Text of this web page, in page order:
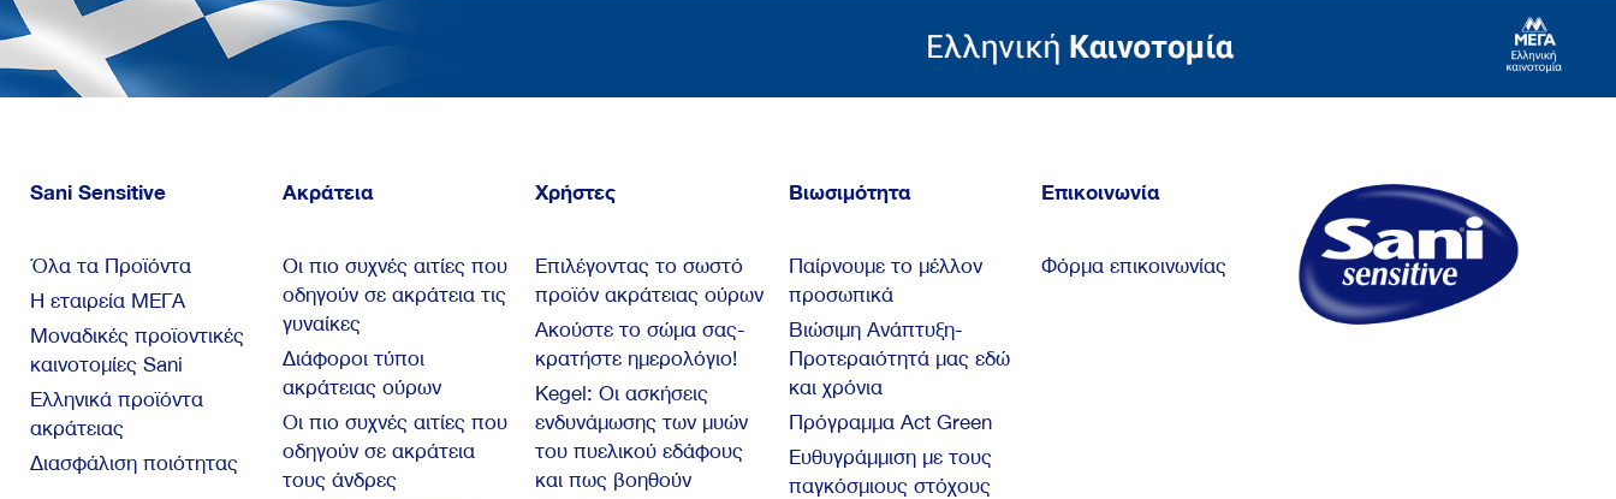
Sani Sensitive
Όλα τα Προϊόντα
Η εταιρεία ΜΕΓΑ
Μοναδικές προϊοντικές
καινοτομίες Sani
Ελληνικά προϊόντα
ακράτειας
Διασφάλιση ποιότητας
Ακράτεια
Οι πιο συχνές αιτίες που
οδηγούν σε ακράτεια τις
γυναίκες
Διάφοροι τύποι
ακράτειας ούρων
Οι πιο συχνές αιτίες που
οδηγούν σε ακράτεια
τους άνδρες
Χρήστες
Επιλέγοντας το σωστό
προϊόν ακράτειας ούρων
Ακούστε το σώμα σας-
κρατήστε ημερολόγιο!
Kegel: Oι ασκήσεις
ενδυνάμωσης των μυών
του πυελικού εδάφους
και πως βοηθούν
Βιωσιμότητα
Παίρνουμε το μέλλον
προσωπικά
Βιώσιμη Ανάπτυξη-
Προτεραιότητά μας εδώ
και χρόνια
Πρόγραμμα Act Green
Ευθυγράμμιση με τους
παγκόσμιους στόχους
Επικοινωνία
Φόρμα επικοινωνίας